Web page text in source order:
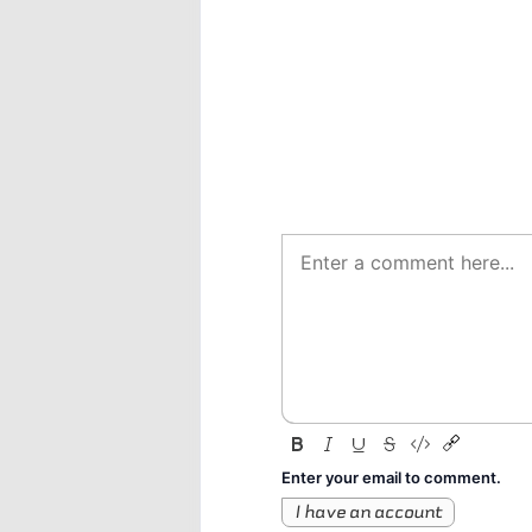
Enter your email to comment.
I have an account